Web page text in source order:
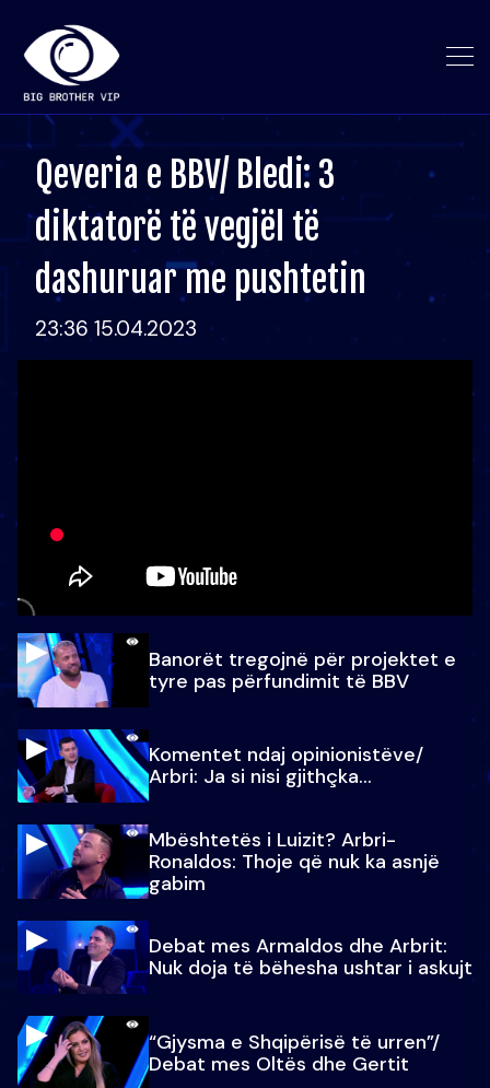
Qeveria e BBV/ Bledi: 3
diktatorë të vegjël të
dashuruar me pushtetin
23:36 15.04.2023
Banorët tregojnë për projektet e
tyre pas përfundimit të BBV
Komentet ndaj opinionistëve/
Arbri: Ja si nisi gjithçka…
Mbështetës i Luizit? Arbri-
Ronaldos: Thoje që nuk ka asnjë
gabim
Debat mes Armaldos dhe Arbrit:
Nuk doja të bëhesha ushtar i askujt
“Gjysma e Shqipërisë të urren”/
Debat mes Oltës dhe Gertit